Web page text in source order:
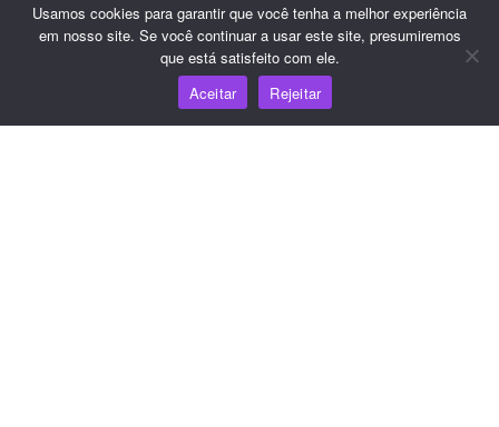
Usamos cookies para garantir que você tenha a melhor experiência
em nosso site. Se você continuar a usar este site, presumiremos
que está satisfeito com ele.
Aceitar
Rejeitar